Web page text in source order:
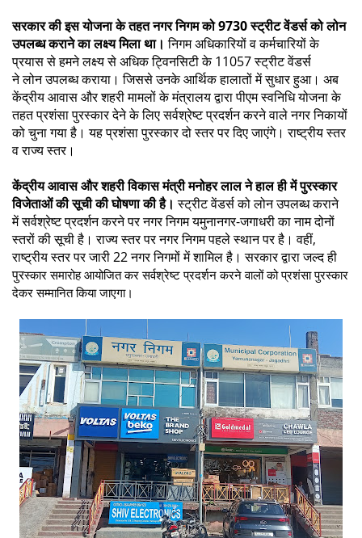
सरकार की इस योजना के तहत नगर निगम को 9730 स्ट्रीट वेंडर्स को लोन
उपलब्ध कराने का लक्ष्य मिला था। निगम अधिकारियों व कर्मचारियों के
प्रयास से हमने लक्ष्य से अधिक ट्विनसिटी के 11057 स्ट्रीट वेंडर्स
ने लोन उपलब्ध कराया। जिससे उनके आर्थिक हालातों में सुधार हुआ। अब
केंद्रीय आवास और शहरी मामलों के मंत्रालय द्वारा पीएम स्वनिधि योजना के
तहत प्रशंसा पुरस्कार देने के लिए सर्वश्रेष्ट प्रदर्शन करने वाले नगर निकायों
को चुना गया है। यह प्रशंसा पुरस्कार दो स्तर पर दिए जाएंगे। राष्ट्रीय स्तर
व राज्य स्तर।
केंद्रीय आवास और शहरी विकास मंत्री मनोहर लाल ने हाल ही में पुरस्कार
विजेताओं की सूची की घोषणा की है।स्ट्रीट वेंडर्स को लोन उपलब्ध कराने
में सर्वश्रेष्ट प्रदर्शन करने पर नगर निगम यमुनानगर-जगाधरी का नाम दोनों
स्तरों की सूची है। राज्य स्तर पर नगर निगम पहले स्थान पर है। वहीं,
राष्ट्रीय स्तर पर जारी 22 नगर निगमों में शामिल है। सरकार द्वारा जल्द ही
पुरस्कार समारोह आयोजित कर सर्वश्रेष्ट प्रदर्शन करने वालों को प्रशंसा पुरस्कार
देकर सम्मानित किया जाएगा।